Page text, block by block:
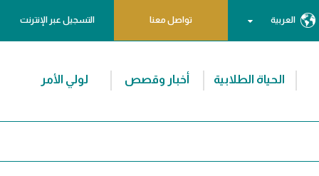
العربية تواصل معنا التسجيل عبر الإنترنت
الحياة الطلابية أخبار وقصص لولي الأمر